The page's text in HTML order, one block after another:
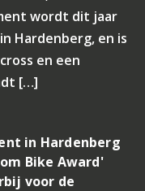
wordt dit jaar
Hardenberg, en is
en een
[…]
in Hardenberg
Bike Award'
voor de